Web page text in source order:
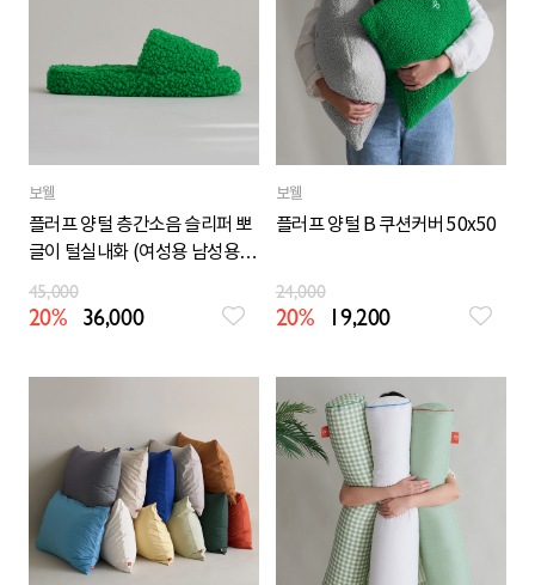
보웰
플러프 양털 층간소음 슬리퍼 뽀
글이 털실내화 (여성용 남성용빅
사이즈)
45,000
20% 36,000
보웰
플러프 양털 B 쿠션커버 50x50
24,000
20% 19,200